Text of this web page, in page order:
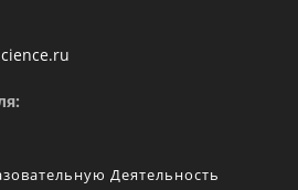
Деятельность